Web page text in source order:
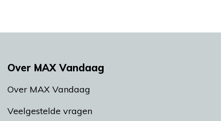
Over MAX Vandaag
Over MAX Vandaag
Veelgestelde vragen